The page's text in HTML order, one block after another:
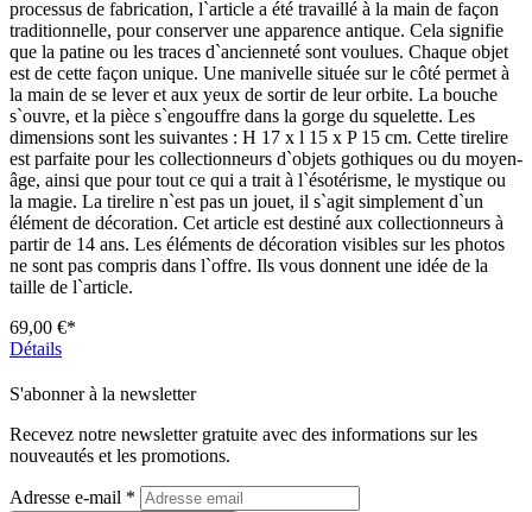
processus de fabrication, l`article a été travaillé à la main de façon
traditionnelle, pour conserver une apparence antique. Cela signifie
que la patine ou les traces d`ancienneté sont voulues. Chaque objet
est de cette façon unique. Une manivelle située sur le côté permet à
la main de se lever et aux yeux de sortir de leur orbite. La bouche
s`ouvre, et la pièce s`engouffre dans la gorge du squelette. Les
dimensions sont les suivantes : H 17 x l 15 x P 15 cm. Cette tirelire
est parfaite pour les collectionneurs d`objets gothiques ou du moyen-
âge, ainsi que pour tout ce qui a trait à l`ésotérisme, le mystique ou
la magie. La tirelire n`est pas un jouet, il s`agit simplement d`un
élément de décoration. Cet article est destiné aux collectionneurs à
partir de 14 ans. Les éléments de décoration visibles sur les photos
ne sont pas compris dans l`offre. Ils vous donnent une idée de la
taille de l`article.
69,00 €*
Détails
S'abonner à la newsletter
Recevez notre newsletter gratuite avec des informations sur les
nouveautés et les promotions.
Adresse e-mail *